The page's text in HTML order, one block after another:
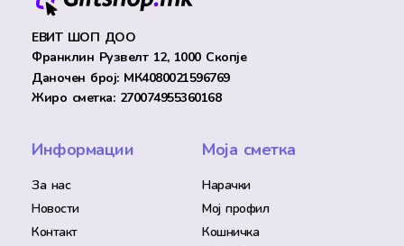
ЕВИТ ШОП ДОО
Франклин Рузвелт 12, 1000 Скопје
Даночен број: МК4080021596769
Жиро сметка: 270074955360168
Информации
За нас
Новости
Контакт
Моја сметка
Нарачки
Мој профил
Кошничка